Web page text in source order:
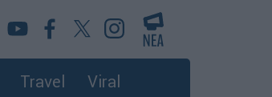
Travel Viral